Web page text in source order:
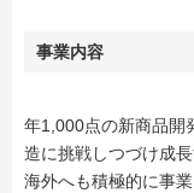
事業内容
年1,000点の新商品開
造に挑戦しつづけ成
海外へも積極的に事